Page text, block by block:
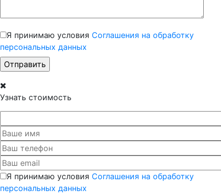
Я принимаю условия Соглашения на обработку
персональных данных
Узнать стоимость
Я принимаю условия Соглашения на обработку
персональных данных